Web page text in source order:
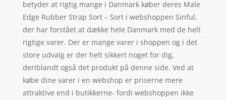
betyder at rigtig mange i Danmark køber deres Male
Edge Rubber Strap Sort – Sort i webshoppen Sinful,
der har forstået at dække hele Danmark med de helt
rigtige varer. Der er mange varer i shoppen og i det
store udvalg er der helt sikkert noget for dig,
deriblandt også det produkt på denne side. Ved at
købe dine varer i en webshop er priserne mere
attraktive end i butikkerne- fordi webshoppen ikke